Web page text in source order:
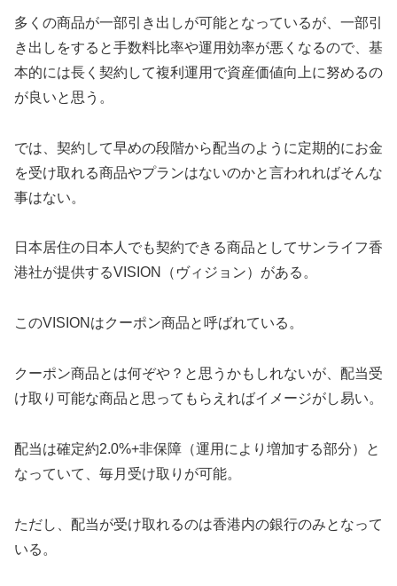
多くの商品が一部引き出しが可能となっているが、一部引
き出しをすると手数料比率や運用効率が悪くなるので、基
本的には長く契約して複利運用で資産価値向上に努めるの
が良いと思う。
では、契約して早めの段階から配当のように定期的にお金
を受け取れる商品やプランはないのかと言われればそんな
事はない。
日本居住の日本人でも契約できる商品としてサンライフ香
港社が提供するVISION（ヴィジョン）がある。
このVISIONはクーポン商品と呼ばれている。
クーポン商品とは何ぞや？と思うかもしれないが、配当受
け取り可能な商品と思ってもらえればイメージがし易い。
配当は確定約2.0%+非保障（運用により増加する部分）と
なっていて、毎月受け取りが可能。
ただし、配当が受け取れるのは香港内の銀行のみとなって
いる。